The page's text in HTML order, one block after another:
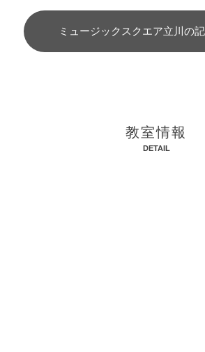
ミュージックスクエア立川の
教室情報
DETAIL